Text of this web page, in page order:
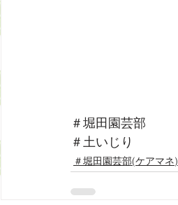
＃堀田園芸部
＃土いじり
＃堀田園芸部(ケアマネ)